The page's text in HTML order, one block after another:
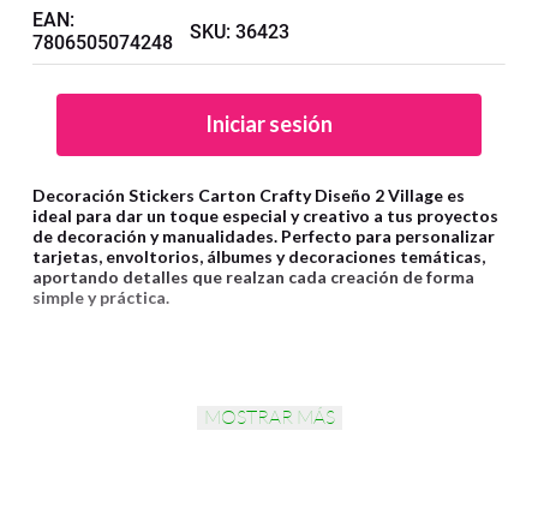
EAN:
7806505074248
SKU:36423
Iniciar sesión
Decoración Stickers Carton Crafty Diseño 2 Village es
ideal para dar un toque especial y creativo a tus proyectos
de decoración y manualidades. Perfecto para personalizar
tarjetas, envoltorios, álbumes y decoraciones temáticas,
aportando detalles que realzan cada creación de forma
simple y práctica.
MOSTRAR MÁS